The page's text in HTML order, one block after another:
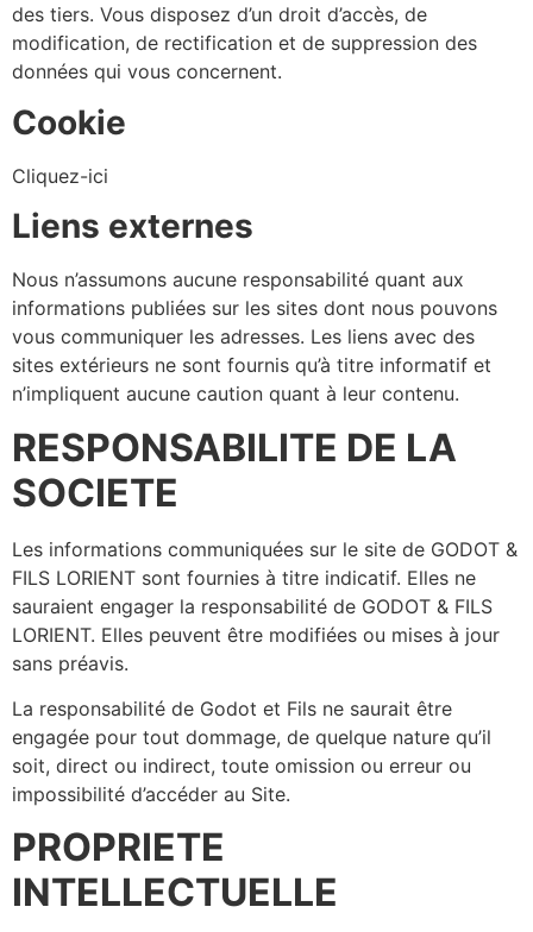
des tiers. Vous disposez d’un droit d’accès, de
modification, de rectification et de suppression des
données qui vous concernent.
Cookie
Cliquez-ici
Liens externes
Nous n’assumons aucune responsabilité quant aux
informations publiées sur les sites dont nous pouvons
vous communiquer les adresses. Les liens avec des
sites extérieurs ne sont fournis qu’à titre informatif et
n’impliquent aucune caution quant à leur contenu.
RESPONSABILITE DE LA
SOCIETE
Les informations communiquées sur le site de GODOT &
FILS LORIENT sont fournies à titre indicatif. Elles ne
sauraient engager la responsabilité de GODOT & FILS
LORIENT. Elles peuvent être modifiées ou mises à jour
sans préavis.
La responsabilité de Godot et Fils ne saurait être
engagée pour tout dommage, de quelque nature qu’il
soit, direct ou indirect, toute omission ou erreur ou
impossibilité d’accéder au Site.
PROPRIETE
INTELLECTUELLE